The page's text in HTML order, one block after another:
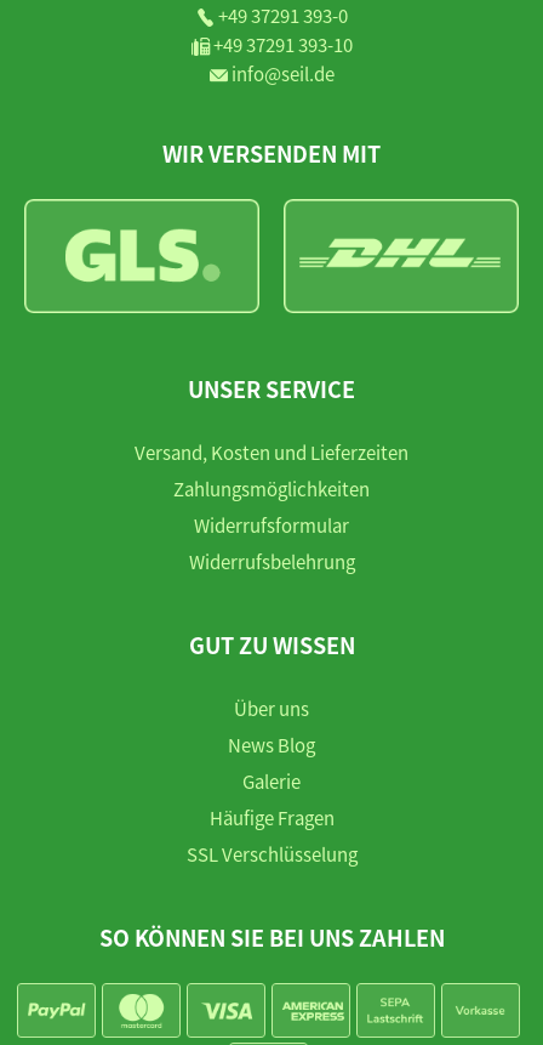
+49 37291 393-0
+49 37291 393-10
info@seil.de
WIR VERSENDEN MIT
UNSER SERVICE
Versand, Kosten und Lieferzeiten
Zahlungsmöglichkeiten
Widerrufsformular
Widerrufsbelehrung
GUT ZU WISSEN
Über uns
News Blog
Galerie
Häufige Fragen
SSL Verschlüsselung
SO KÖNNEN SIE BEI UNS ZAHLEN